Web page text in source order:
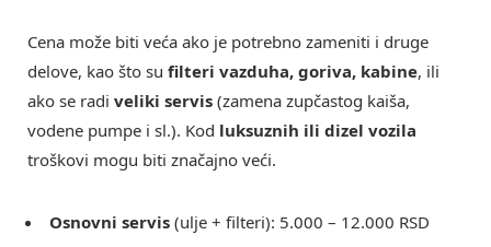
Cena može biti veća ako je potrebno zameniti i druge
delove, kao što su filteri vazduha, goriva, kabine, ili
ako se radi veliki servis (zamena zupčastog kaiša,
vodene pumpe i sl.). Kod luksuznih ili dizel vozila
troškovi mogu biti značajno veći.
Osnovni servis (ulje + filteri): 5.000 – 12.000 RSD